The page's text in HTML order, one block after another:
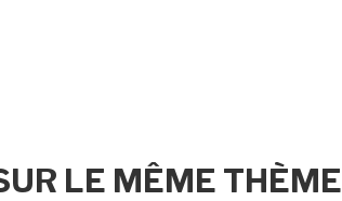
LE MÊME THÈME